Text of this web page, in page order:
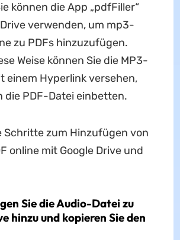
können die App „pdfFiller“
verwenden, um mp3-
zu PDFs hinzuzufügen.
Weise können Sie die MP3-
einem Hyperlink versehen,
die PDF-Datei einbetten.
Schritte zum Hinzufügen von
online mit Google Drive und
Sie die Audio-Datei zu
hinzu und kopieren Sie den